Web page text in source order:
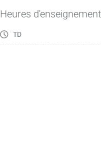
Heures d'enseignement
TD